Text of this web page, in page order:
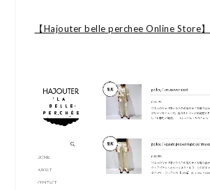
【Hajouter belle perchee Online Store】